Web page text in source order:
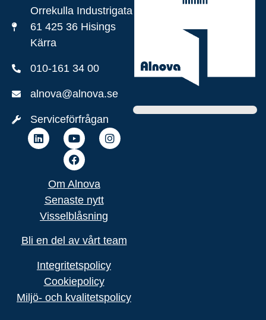
Orrekulla Industrigata
61 425 36 Hisings
Kärra
010-161 34 00
alnova@alnova.se
Serviceförfrågan
Om Alnova
Senaste nytt
Visselblåsning
Bli en del av vårt team
Integritetspolicy
Cookiepolicy
Miljö- och kvalitetspolicy